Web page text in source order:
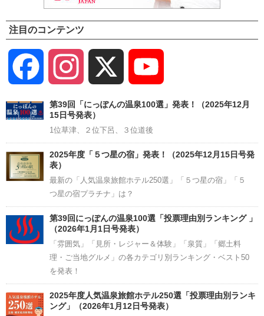
注目のコンテンツ
Facebook Instagram
Channel
第39回「にっぽんの温泉100選」発表！（2025年12月
15日号発表）
1位草津、２位下呂、３位道後
2025年度「５つ星の宿」発表！（2025年12月15日号発
表）
最新の「人気温泉旅館ホテル250選」「５つ星の宿」「５
つ星の宿プラチナ」は？
第39回にっぽんの温泉100選「投票理由別ランキング 」
（2026年1月1日号発表）
「雰囲気」「見所・レジャー＆体験」「泉質」「郷土料
理・ご当地グルメ」の各カテゴリ別ランキング・ベスト50
を発表！
2025年度人気温泉旅館ホテル250選「投票理由別ランキ
ング」（2026年1月12日号発表）